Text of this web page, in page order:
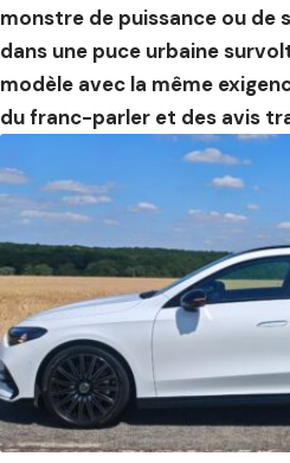
monstre de puissance ou de
dans une puce urbaine
modèle avec la même
du franc-parler et des avis